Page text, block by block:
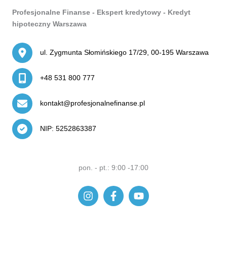
Profesjonalne Finanse - Ekspert kredytowy - Kredyt
hipoteczny Warszawa
ul. Zygmunta Słomińskiego 17/29, 00-195 Warszawa
+48 531 800 777
kontakt@profesjonalnefinanse.pl
NIP: 5252863387
pon. - pt.: 9:00 -17:00